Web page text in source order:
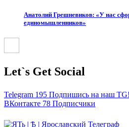
Анатолий Грешневиков: «У нас
единомышленников»
Let`s Get Social
Telegram 195 Подпишись на наш TG!
ВКонтакте 78 Подписчики